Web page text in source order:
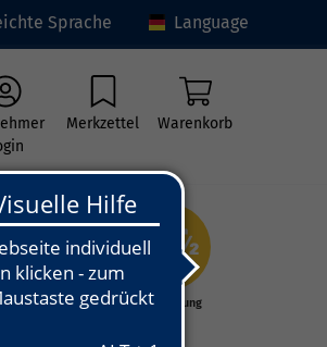
Sprache Language
Merkzettel Warenkorb
-
Grundbildung